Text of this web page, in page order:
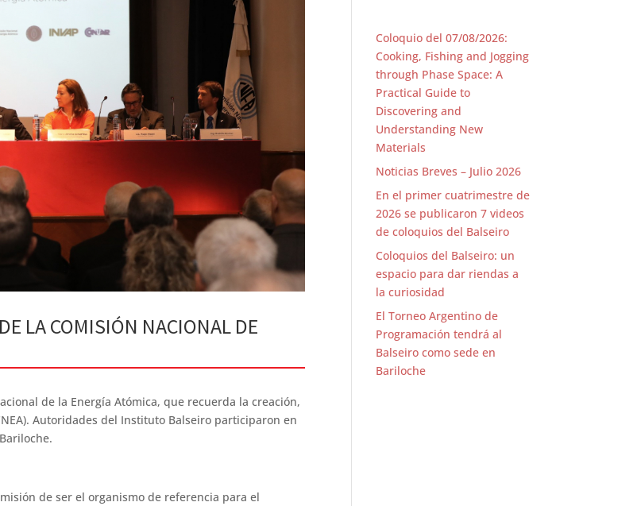
LA COMISIÓN NACIONAL DE
de la Energía Atómica, que recuerda la creación,
Autoridades del Instituto Balseiro participaron en
de ser el organismo de referencia para el
Coloquio del 07/08/2026:
Cooking, Fishing and Jogging
through Phase Space: A
Practical Guide to
Discovering and
Understanding New
Materials
Noticias Breves – Julio 2026
En el primer cuatrimestre de
2026 se publicaron 7 videos
de coloquios del Balseiro
Coloquios del Balseiro: un
espacio para dar riendas a
la curiosidad
El Torneo Argentino de
Programación tendrá al
Balseiro como sede en
Bariloche